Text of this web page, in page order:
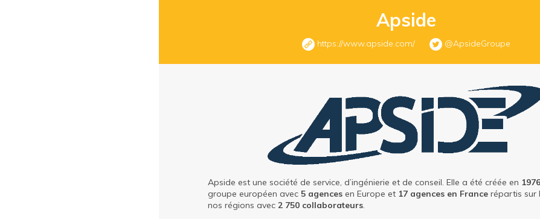
Apside
https://www.apside.com/ @ApsideGroupe
Apside est une société de service, d’ingénierie et de conseil. Elle a été créée en 1976
groupe européen avec 5 agences en Europe et 17 agences en France répartis sur
nos régions avec2 750 collaborateurs.